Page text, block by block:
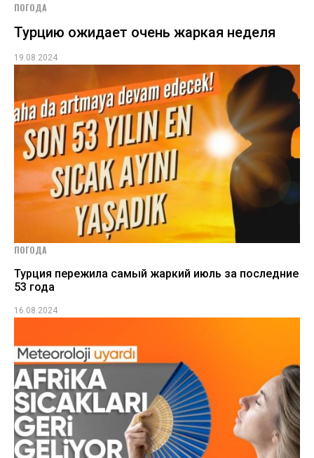
ПОГОДА
Турцию ожидает очень жаркая неделя
19.08.2024
ПОГОДА
Турция пережила самый жаркий июль за последние
53 года
16.08.2024